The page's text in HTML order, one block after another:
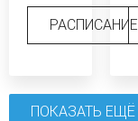
РАСПИСАНИЕ
ПОКАЗАТЬ ЕЩЁ